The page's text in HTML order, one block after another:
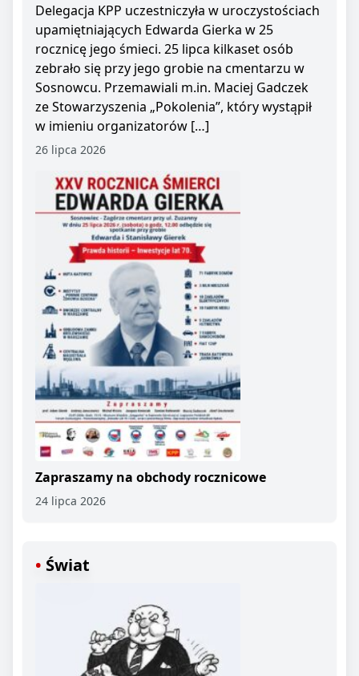
Delegacja KPP uczestniczyła w uroczystościach
upamiętniających Edwarda Gierka w 25
rocznicę jego śmieci. 25 lipca kilkaset osób
zebrało się przy jego grobie na cmentarzu w
Sosnowcu. Przemawiali m.in. Maciej Gadczek
ze Stowarzyszenia „Pokolenia”, który wystąpił
w imieniu organizatorów […]
26 lipca 2026
Zapraszamy na obchody rocznicowe
24 lipca 2026
Świat